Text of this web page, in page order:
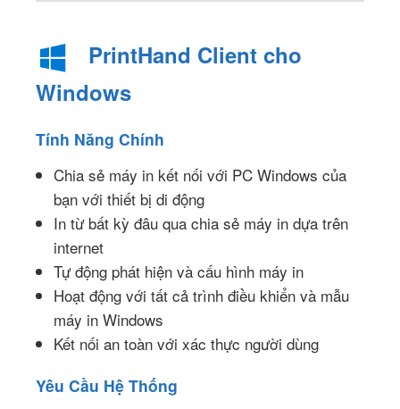
PrintHand Client cho
Windows
Tính Năng Chính
Chia sẻ máy in kết nối với PC Windows của
bạn với thiết bị di động
In từ bất kỳ đâu qua chia sẻ máy in dựa trên
internet
Tự động phát hiện và cấu hình máy in
Hoạt động với tất cả trình điều khiển và mẫu
máy in Windows
Kết nối an toàn với xác thực người dùng
Yêu Cầu Hệ Thống